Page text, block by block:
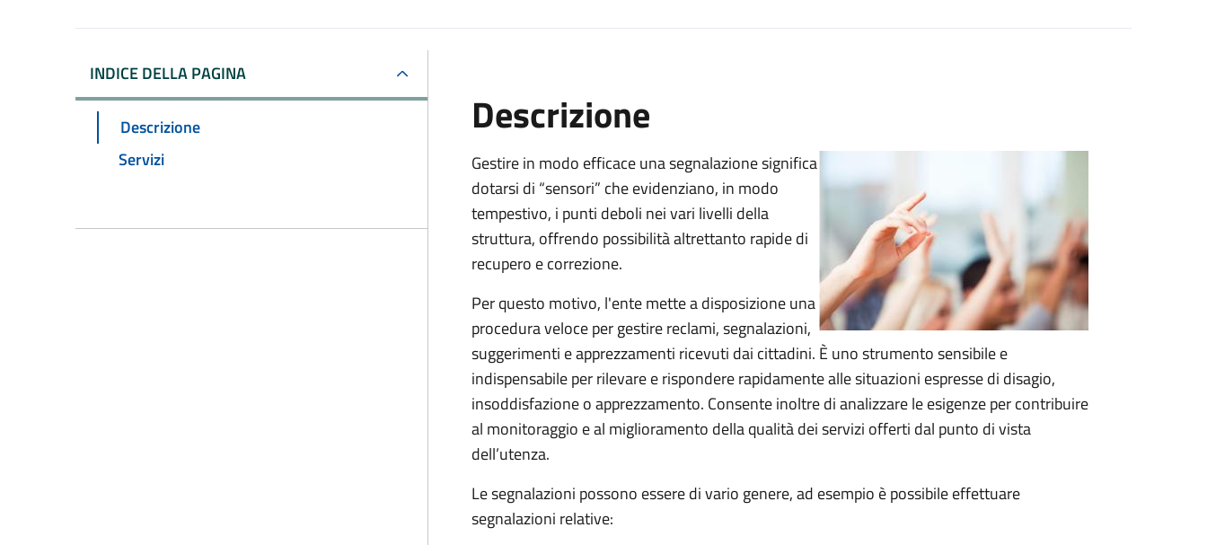
INDICE DELLA PAGINA
Descrizione
Servizi
Descrizione
Gestire in modo efficace una segnalazione significa
dotarsi di “sensori” che evidenziano, in modo
tempestivo, i punti deboli nei vari livelli della
struttura, offrendo possibilità altrettanto rapide di
recupero e correzione.
Per questo motivo, l'ente mette a disposizione una
procedura veloce per gestire reclami, segnalazioni,
suggerimenti e apprezzamenti ricevuti dai cittadini. È uno strumento sensibile e
indispensabile per rilevare e rispondere rapidamente alle situazioni espresse di disagio,
insoddisfazione o apprezzamento. Consente inoltre di analizzare le esigenze per contribuire
al monitoraggio e al miglioramento della qualità dei servizi offerti dal punto di vista
dell’utenza.
Le segnalazioni possono essere di vario genere, ad esempio è possibile effettuare
segnalazioni relative: